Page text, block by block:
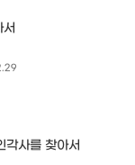
각사를 찾아서